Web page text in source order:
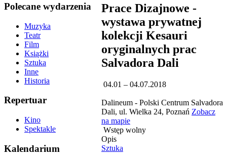
Polecane wydarzenia
Muzyka
Teatr
Film
Książki
Sztuka
Inne
Historia
Repertuar
Kino
Spektakle
Kalendarium
Prace Dizajnowe -
wystawa prywatnej
kolekcji Kesauri
oryginalnych prac
Salvadora Dali
04.01 – 04.07.2018
Dalineum - Polski Centrum Salvadora
Dali, ul. Wielka 24, Poznań Zobacz
na mapie
Wstęp wolny
Opis
Sztuka